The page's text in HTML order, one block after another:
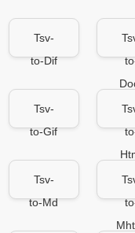
Tsv-
to-Dif
Tsv-
to-Gif
Tsv-
to-Md